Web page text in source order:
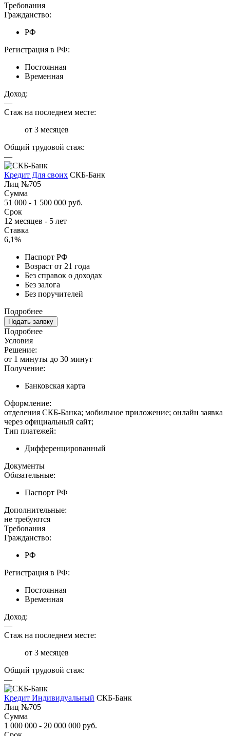
Требования
Гражданство:
РФ
Регистрация в РФ:
Постоянная
Временная
Доход:
—
Стаж на последнем месте:
от 3 месяцев
Общий трудовой стаж:
—
Кредит Для своих СКБ-Банк
Лиц №705
Сумма
51 000 - 1 500 000 руб.
Срок
12 месяцев - 5 лет
Ставка
6,1%
Паспорт РФ
Возраст от 21 года
Без справок о доходах
Без залога
Без поручителей
Подробнее
Подать заявку
Подробнее
Условия
Решение:
от 1 минуты до 30 минут
Получение:
Банковская карта
Оформление:
отделения СКБ-Банка; мобильное приложение; онлайн заявка
через официальный сайт;
Тип платежей:
Дифференцированный
Документы
Обязательные:
Паспорт РФ
Дополнительные:
не требуются
Требования
Гражданство:
РФ
Регистрация в РФ:
Постоянная
Временная
Доход:
—
Стаж на последнем месте:
от 3 месяцев
Общий трудовой стаж:
—
Кредит Индивидуальный СКБ-Банк
Лиц №705
Сумма
1 000 000 - 20 000 000 руб.